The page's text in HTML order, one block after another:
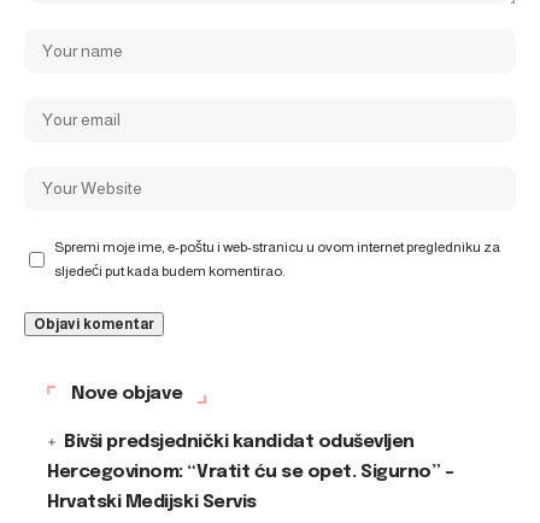
Spremi moje ime, e-poštu i web-stranicu u ovom internet pregledniku za
sljedeći put kada budem komentirao.
Nove objave
Bivši predsjednički kandidat oduševljen
Hercegovinom: “Vratit ću se opet. Sigurno” –
Hrvatski Medijski Servis